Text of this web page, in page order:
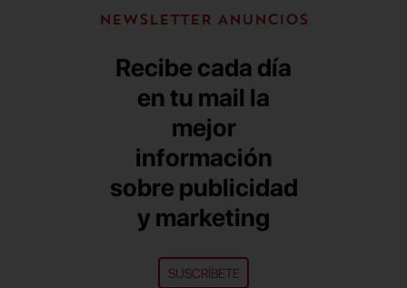
NEWSLETTER ANUNCIOS
Recibe cada día
en tu mail la
mejor
información
sobre publicidad
y marketing
SUSCRÍBETE